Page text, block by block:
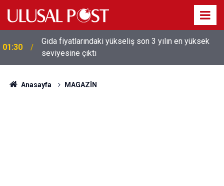
01:26
Galatasaray'dan sekiz kişi hakkında savcılığa suç
duyurusu
Anasayfa MAGAZİN